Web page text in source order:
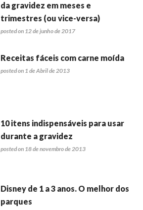
da gravidez em meses e
trimestres (ou vice-versa)
posted on 12 de junho de 2017
Receitas fáceis com carne moída
posted on 1 de Abril de 2013
10 itens indispensáveis para usar
durante a gravidez
posted on 18 de novembro de 2013
Disney de 1 a 3 anos. O melhor dos
parques